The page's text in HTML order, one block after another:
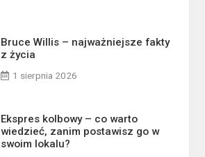
Bruce Willis – najważniejsze fakty
z życia
1 sierpnia 2026
Ekspres kolbowy – co warto
wiedzieć, zanim postawisz go w
swoim lokalu?